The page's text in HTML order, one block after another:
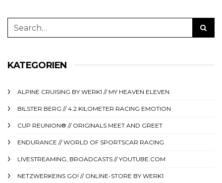
KATEGORIEN
ALPINE CRUISING BY WERK1 // MY HEAVEN ELEVEN
BILSTER BERG // 4.2 KILOMETER RACING EMOTION
CUP REUNION® // ORIGINALS MEET AND GREET
ENDURANCE // WORLD OF SPORTSCAR RACING
LIVESTREAMING, BROADCASTS // YOUTUBE.COM
NETZWERKEINS GO! // ONLINE-STORE BY WERK1